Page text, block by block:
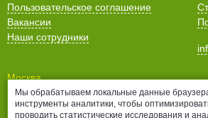
Пользовательское соглашение
Вакансии
Наши сотрудники
Москва
Санкт-Петербург
Нижний Новгород
Мы обрабатываем локальные данные
инструменты аналитики, чтобы
проводить статистические исследования и